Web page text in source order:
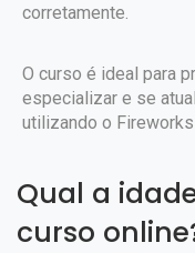
corretamente.
O curso é ideal para
especializar e se
utilizando o
Qual a
curso